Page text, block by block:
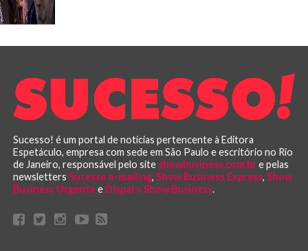
Sucesso! é um portal de notícias pertencente à Editora
Espetáculo, empresa com sede em São Paulo e escritório no Rio
de Janeiro, responsável pelo site showbusiness.com.bre pelas
newsletters Sucesso e-mailing, Show Business Express, Show
Business Urgentee Disparo Show Business.